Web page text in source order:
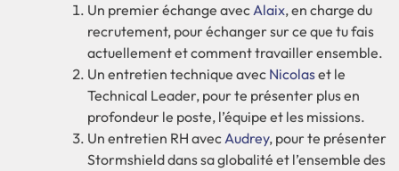
Un premier échange avecAlaix, en charge du
recrutement, pour échanger sur ce que tu fais
actuellement et comment travailler ensemble.
Un entretien technique avec Nicolaset le
Technical Leader, pour te présenter plus en
profondeur le poste, l’équipe et les missions.
Un entretien RH avecAudrey, pour te présenter
Stormshield dans sa globalité et l’ensemble des